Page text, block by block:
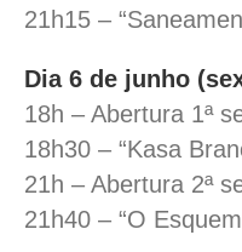
21h15 –
Dia 6 de junho
18h – Abertura 1ª
18h30 – “Kasa
21h – Abertura 2ª
21h40 – “O